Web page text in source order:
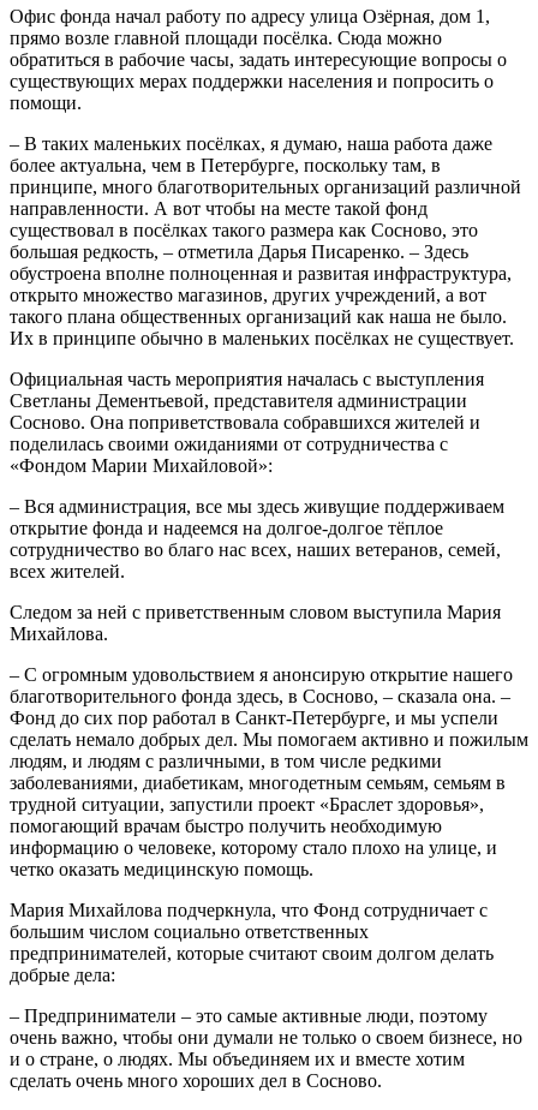
Офис фонда начал работу по адресу улица Озёрная, дом 1,
прямо возле главной площади посёлка. Сюда можно
обратиться в рабочие часы, задать интересующие вопросы о
существующих мерах поддержки населения и попросить о
помощи.
– В таких маленьких посёлках, я думаю, наша работа даже
более актуальна, чем в Петербурге, поскольку там, в
принципе, много благотворительных организаций различной
направленности. А вот чтобы на месте такой фонд
существовал в посёлках такого размера как Сосново, это
большая редкость, – отметила Дарья Писаренко. – Здесь
обустроена вполне полноценная и развитая инфраструктура,
открыто множество магазинов, других учреждений, а вот
такого плана общественных организаций как наша не было.
Их в принципе обычно в маленьких посёлках не существует.
Официальная часть мероприятия началась с выступления
Светланы Дементьевой, представителя администрации
Сосново. Она поприветствовала собравшихся жителей и
поделилась своими ожиданиями от сотрудничества с
«Фондом Марии Михайловой»:
– Вся администрация, все мы здесь живущие поддерживаем
открытие фонда и надеемся на долгое-долгое тёплое
сотрудничество во благо нас всех, наших ветеранов, семей,
всех жителей.
Следом за ней с приветственным словом выступила Мария
Михайлова.
– С огромным удовольствием я анонсирую открытие нашего
благотворительного фонда здесь, в Сосново, – сказала она. –
Фонд до сих пор работал в Санкт-Петербурге, и мы успели
сделать немало добрых дел. Мы помогаем активно и пожилым
людям, и людям с различными, в том числе редкими
заболеваниями, диабетикам, многодетным семьям, семьям в
трудной ситуации, запустили проект «Браслет здоровья»,
помогающий врачам быстро получить необходимую
информацию о человеке, которому стало плохо на улице, и
четко оказать медицинскую помощь.
Мария Михайлова подчеркнула, что Фонд сотрудничает с
большим числом социально ответственных
предпринимателей, которые считают своим долгом делать
добрые дела:
– Предприниматели – это самые активные люди, поэтому
очень важно, чтобы они думали не только о своем бизнесе, но
и о стране, о людях. Мы объединяем их и вместе хотим
сделать очень много хороших дел в Сосново.